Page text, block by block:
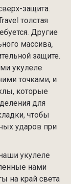
защита.
толстая
Другие
массива,
защите.
укулеле
точками, и
которые
для
чтобы
ударов при
укулеле
нами
на край света